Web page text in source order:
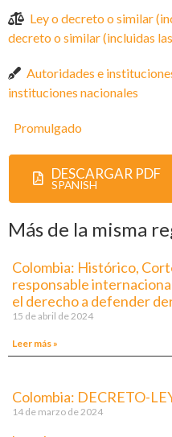
Ley o decreto o similar
decreto o similar (incluidas
Autoridades e
instituciones nacionales
Promulgado
DESCARGAR PDF
SPANISH
Más de la misma
Colombia: Histórico,
responsable
el derecho a defender
15 de abril de 2024
Leer más »
Colombia: DECRETO-
14 de marzo de 2024